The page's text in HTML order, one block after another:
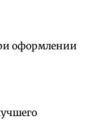
оформлении